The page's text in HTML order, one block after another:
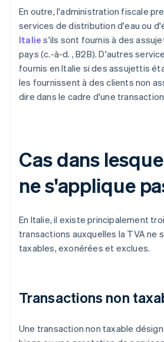
En outre, l'administration fiscale
services de distribution d'eau ou
Italie s'ils sont fournis à des
pays (c.-à-d. , B2B). D'autres
fournis en Italie si des assujettis
les fournissent à des clients non
dire dans le cadre d'une transaction
Cas dans
ne s'applique
En Italie, il existe principalement
transactions auxquelles la TVA ne
taxables, exonérées et exclues.
Transactions non
Une transaction non taxable